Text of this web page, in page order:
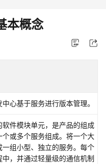
本概念
心基于服务进行版本管理。
件模块单元，是产品的组成
或多个服务组成。将一个大
组小型、独立的服务。每个
，并通过轻量级的通信机制